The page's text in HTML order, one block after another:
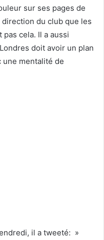
sur ses pages de
direction du club que les
pas cela. Il a aussi
doit avoir un plan
mentalité de
il a tweeté: »